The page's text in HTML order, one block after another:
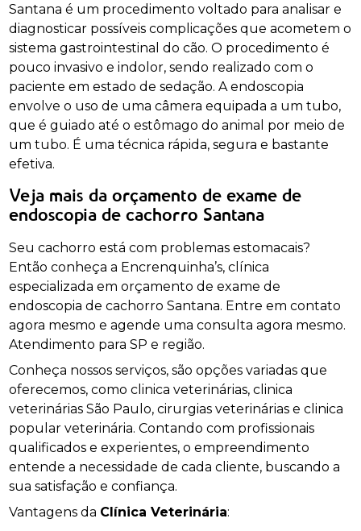
Santana é um procedimento voltado para analisar e
diagnosticar possíveis complicações que acometem o
sistema gastrointestinal do cão. O procedimento é
pouco invasivo e indolor, sendo realizado com o
paciente em estado de sedação. A endoscopia
envolve o uso de uma câmera equipada a um tubo,
que é guiado até o estômago do animal por meio de
um tubo. É uma técnica rápida, segura e bastante
efetiva.
Veja mais da orçamento de exame de
endoscopia de cachorro Santana
Seu cachorro está com problemas estomacais?
Então conheça a Encrenquinha’s, clínica
especializada em orçamento de exame de
endoscopia de cachorro Santana. Entre em contato
agora mesmo e agende uma consulta agora mesmo.
Atendimento para SP e região.
Conheça nossos serviços, são opções variadas que
oferecemos, como clinica veterinárias, clinica
veterinárias São Paulo, cirurgias veterinárias e clinica
popular veterinária. Contando com profissionais
qualificados e experientes, o empreendimento
entende a necessidade de cada cliente, buscando a
sua satisfação e confiança.
Vantagens da Clínica Veterinária: